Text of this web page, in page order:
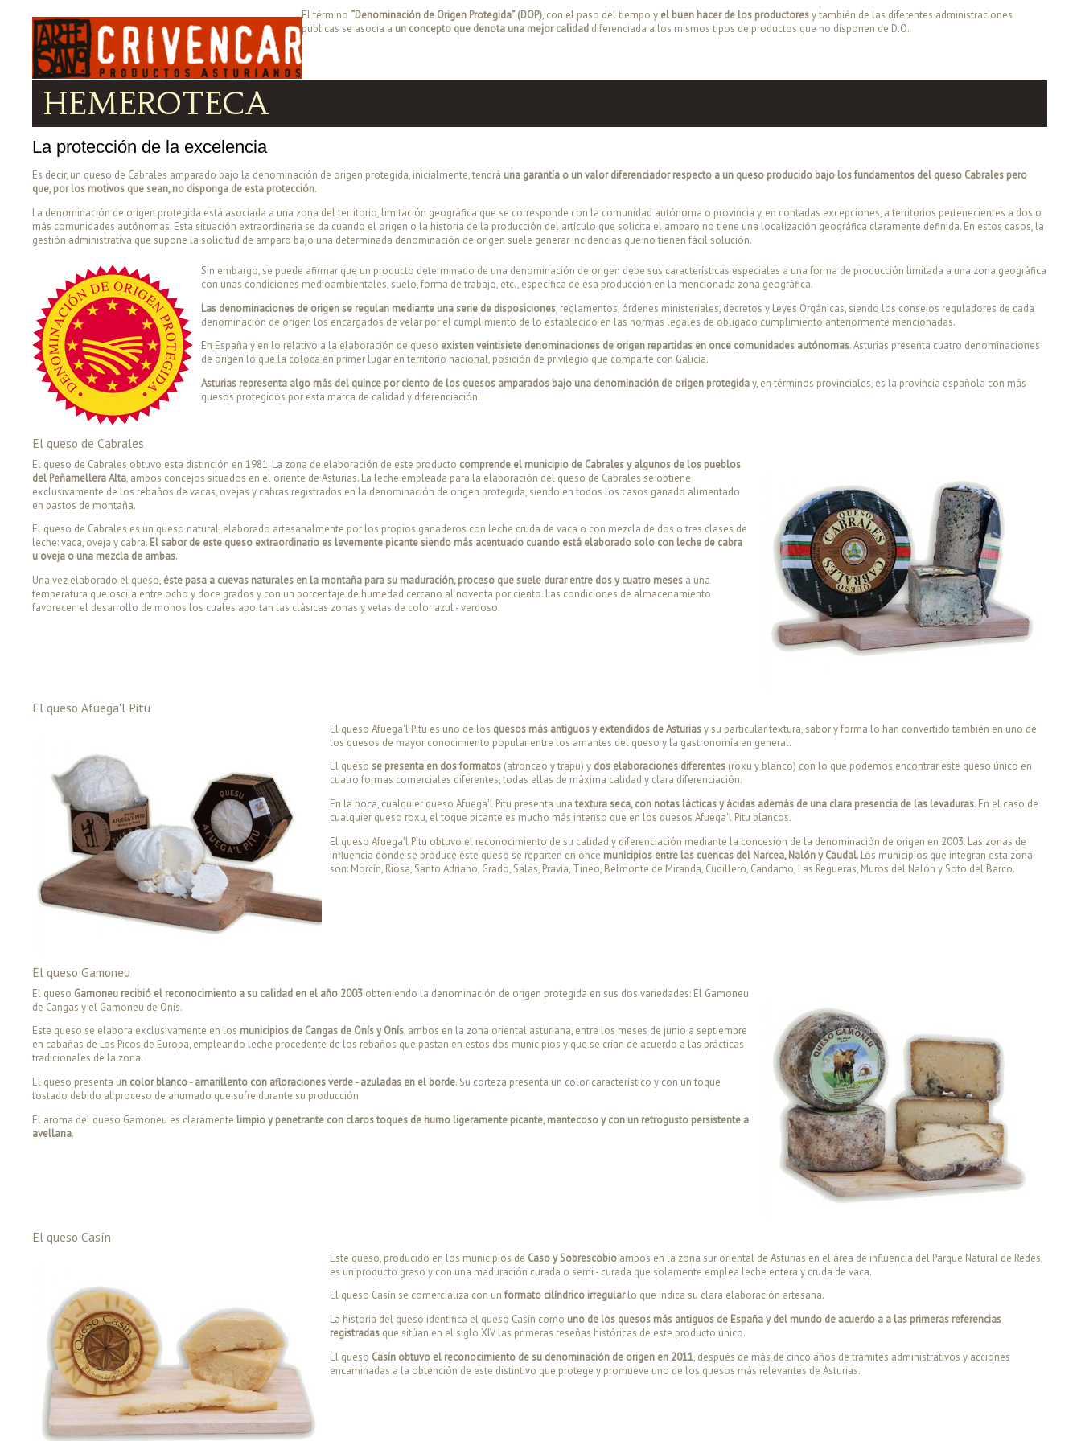
HEMEROTECA
La protección de la excelencia
El término “Denominación de Origen Protegida” (DOP), con el paso del tiempo y el buen hacer de los productoresy también de las diferentes administraciones
públicas se asocia a un concepto que denota una mejor calidad diferenciada a los mismos tipos de productos que no disponen de D.O.
Es decir, un queso de Cabrales amparado bajo la denominación de origen protegida, inicialmente, tendrá una garantía o un valor diferenciador respecto a un queso producido bajo los fundamentos del queso Cabrales pero
que, por los motivos que sean, no disponga de esta protección.
La denominación de origen protegida está asociada a una zona del territorio, limitación geográfica que se corresponde con la comunidad autónoma o provincia y, en contadas excepciones, a territorios pertenecientes a dos o
más comunidades autónomas. Esta situación extraordinaria se da cuando el origen o la historia de la producción del artículo que solicita el amparo no tiene una localización geográfica claramente definida. En estos casos, la
gestión administrativa que supone la solicitud de amparo bajo una determinada denominación de origen suele generar incidencias que no tienen fácil solución.
Sin embargo, se puede afirmar que un producto determinado de una denominación de origen debe sus características especiales a una forma de producción limitada a una zona geográfica
con unas condiciones medioambientales, suelo, forma de trabajo, etc., específica de esa producción en la mencionada zona geográfica.
Las denominaciones de origen se regulan mediante una serie de disposiciones, reglamentos, órdenes ministeriales, decretos y Leyes Orgánicas, siendo los consejos reguladores de cada
denominación de origen los encargados de velar por el cumplimiento de lo establecido en las normas legales de obligado cumplimiento anteriormente mencionadas.
En España y en lo relativo a la elaboración de queso existen veintisiete denominaciones de origen repartidas en once comunidades autónomas. Asturias presenta cuatro denominaciones
de origen lo que la coloca en primer lugar en territorio nacional, posición de privilegio que comparte con Galicia.
Asturias representa algo más del quince por ciento de los quesos amparados bajo una denominación de origen protegiday, en términos provinciales, es la provincia española con más
quesos protegidos por esta marca de calidad y diferenciación.
El queso de Cabrales
El queso de Cabrales obtuvo esta distinción en 1981. La zona de elaboración de este producto comprende el municipio de Cabrales y algunos de los pueblos
del Peñamellera Alta, ambos concejos situados en el oriente de Asturias. La leche empleada para la elaboración del queso de Cabrales se obtiene
exclusivamente de los rebaños de vacas, ovejas y cabras registrados en la denominación de origen protegida, siendo en todos los casos ganado alimentado
en pastos de montaña.
El queso de Cabrales es un queso natural, elaborado artesanalmente por los propios ganaderos con leche cruda de vaca o con mezcla de dos o tres clases de
leche: vaca, oveja y cabra. El sabor de este queso extraordinario es levemente picante siendo más acentuado cuando está elaborado solo con leche de cabra
u oveja o una mezcla de ambas.
Una vez elaborado el queso, éste pasa a cuevas naturales en la montaña para su maduración, proceso que suele durar entre dos y cuatro meses a una
temperatura que oscila entre ocho y doce grados y con un porcentaje de humedad cercano al noventa por ciento. Las condiciones de almacenamiento
favorecen el desarrollo de mohos los cuales aportan las clásicas zonas y vetas de color azul - verdoso.
El queso Afuega'l Pitu
El queso Afuega'l Pitu es uno de los quesos más antiguos y extendidos de Asturiasy su particular textura, sabor y forma lo han convertido también en uno de
los quesos de mayor conocimiento popular entre los amantes del queso y la gastronomía en general.
El queso se presenta en dos formatos (atroncao y trapu) y dos elaboraciones diferentes (roxu y blanco) con lo que podemos encontrar este queso único en
cuatro formas comerciales diferentes, todas ellas de máxima calidad y clara diferenciación.
En la boca, cualquier queso Afuega'l Pitu presenta una textura seca, con notas lácticas y ácidas además de una clara presencia de las levaduras. En el caso de
cualquier queso roxu, el toque picante es mucho más intenso que en los quesos Afuega'l Pitu blancos.
El queso Afuega'l Pitu obtuvo el reconocimiento de su calidad y diferenciación mediante la concesión de la denominación de origen en 2003. Las zonas de
influencia donde se produce este queso se reparten en once municipios entre las cuencas del Narcea, Nalón y Caudal. Los municipios que integran esta zona
son: Morcín, Riosa, Santo Adriano, Grado, Salas, Pravia, Tineo, Belmonte de Miranda, Cudillero, Candamo, Las Regueras, Muros del Nalón y Soto del Barco.
El queso Gamoneu
El queso Gamoneu recibió el reconocimiento a su calidad en el año 2003 obteniendo la denominación de origen protegida en sus dos variedades: El Gamoneu
de Cangas y el Gamoneu de Onís.
Este queso se elabora exclusivamente en los municipios de Cangas de Onís y Onís, ambos en la zona oriental asturiana, entre los meses de junio a septiembre
en cabañas de Los Picos de Europa, empleando leche procedente de los rebaños que pastan en estos dos municipios y que se crían de acuerdo a las prácticas
tradicionales de la zona.
El queso presenta un color blanco - amarillento con afloraciones verde - azuladas en el borde. Su corteza presenta un color característico y con un toque
tostado debido al proceso de ahumado que sufre durante su producción.
El aroma del queso Gamoneu es claramente limpio y penetrante con claros toques de humo ligeramente picante, mantecoso y con un retrogusto persistente a
avellana.
El queso Casín
Este queso, producido en los municipios de Caso y Sobrescobio ambos en la zona sur oriental de Asturias en el área de influencia del Parque Natural de Redes,
es un producto graso y con una maduración curada o semi - curada que solamente emplea leche entera y cruda de vaca.
El queso Casín se comercializa con unformato cilíndrico irregularlo que indica su clara elaboración artesana.
La historia del queso identifica el queso Casín como uno de los quesos más antiguos de España y del mundo de acuerdo a a las primeras referencias
registradas que sitúan en el siglo XIV las primeras reseñas históricas de este producto único.
El queso Casín obtuvo el reconocimiento de su denominación de origen en 2011, después de más de cinco años de trámites administrativos y acciones
encaminadas a la obtención de este distintivo que protege y promueve uno de los quesos más relevantes de Asturias.